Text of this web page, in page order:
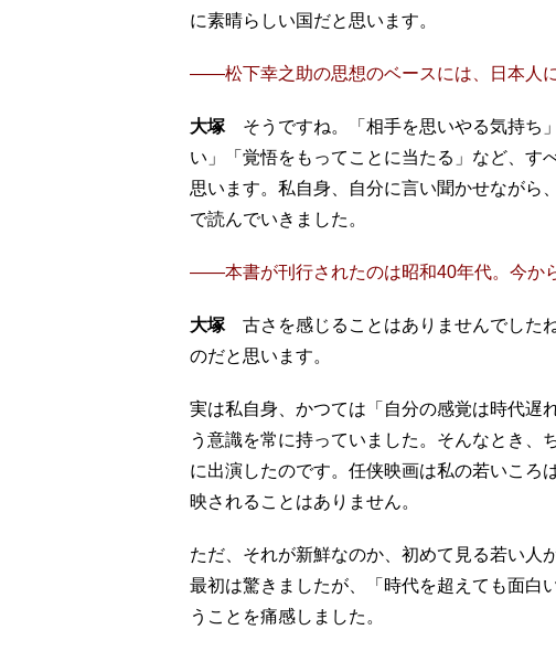
に素晴らしい国だと思います。
――松下幸之助の思想のベースには、日本人
大塚そうですね。「相手を思いやる気持ち
い」「覚悟をもってことに当たる」など、す
思います。私自身、自分に言い聞かせながら
で読んでいきました。
――本書が刊行されたのは昭和40年代。今か
大塚古さを感じることはありませんでした
のだと思います。
実は私自身、かつては「自分の感覚は時代遅
う意識を常に持っていました。そんなとき、
に出演したのです。任侠映画は私の若いころ
映されることはありません。
ただ、それが新鮮なのか、初めて見る若い人
最初は驚きましたが、「時代を超えても面白
うことを痛感しました。